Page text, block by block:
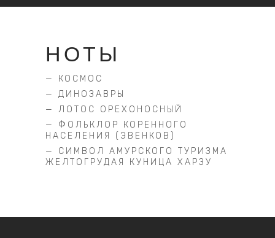
НОТЫ
— СИМВОЛ АМУРСКОГО ТУРИЗМА
ЖЕЛТОГРУДАЯ КУНИЦА ХАРЗУ
— ФОЛЬКЛОР КОРЕННОГО
НАСЕЛЕНИЯ (ЭВЕНКОВ)
— ЛОТОС ОРЕХОНОСНЫЙ
— ДИНОЗАВРЫ
— КОСМОС